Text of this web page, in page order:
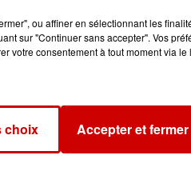
ou affiner en sélectionnant les
sur "Continuer sans accepter". Vos
votre consentement à tout moment via
choix Accepter et fermer